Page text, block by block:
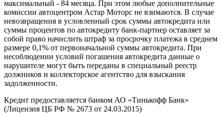
максимальный - 84 месяца. При этом любые дополнительные
комиссии автоцентром Астар Моторс не взимаются. В случае
невозвращения в условленный срок суммы автокредита или
суммы процентов по автокредиту банк-партнер оставляет за
собой право начислить штраф за просрочку платежа в среднем
размере 0,1% от первоначальной суммы автокредита. При
несоблюдении условий погашения автокредита данные о
нарушителе могут быть переданы в специальный реестр
должников и коллекторское агентство для взыскания
задолженности.
Кредит предоставляется банком АО «Тинькофф Банк»
(Лицензия ЦБ РФ № 2673 от 24.03.2015)